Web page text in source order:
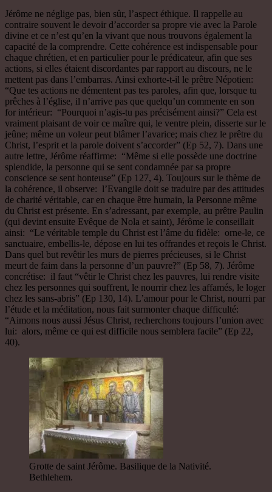
Jérôme ne néglige pas, bien sûr, l’aspect éthique. Il rappelle au
contraire souvent le devoir d’accorder sa propre vie avec la Parole
divine et ce n’est qu’en la vivant que nous trouvons également la
capacité de la comprendre. Cette cohérence est indispensable pour
chaque chrétien, et en particulier pour le prédicateur, afin que ses
actions, si elles étaient discordantes par rapport au discours, ne le
mettent pas dans l’embarras. Ainsi exhorte-t-il le prêtre Népotien:
“Que tes actions ne démentent pas tes paroles, afin que, lorsque tu
prêches à l’église, il n’arrive pas que quelqu’un commente en son
for intérieur: “Pourquoi n’agis-tu pas précisément ainsi?” Cela est
vraiment plaisant de voir ce maître qui, le ventre plein, disserte sur le
jeûne; même un voleur peut blâmer l’avarice; mais chez le prêtre du
Christ, l’esprit et la parole doivent s’accorder” (Ep 52, 7). Dans une
autre lettre, Jérôme réaffirme: “Même si elle possède une doctrine
splendide, la personne qui se sent condamnée par sa propre
conscience se sent honteuse” (Ep 127, 4). Toujours sur le thème de
la cohérence, il observe: l’Evangile doit se traduire par des attitudes
de charité véritable, car en chaque être humain, la Personne même
du Christ est présente. En s’adressant, par exemple, au prêtre Paulin
(qui devint ensuite Evêque de Nola et saint), Jérôme le conseillait
ainsi: “Le véritable temple du Christ est l’âme du fidèle: orne-le, ce
sanctuaire, embellis-le, dépose en lui tes offrandes et reçois le Christ.
Dans quel but revêtir les murs de pierres précieuses, si le Christ
meurt de faim dans la personne d’un pauvre?” (Ep 58, 7). Jérôme
concrétise: il faut “vêtir le Christ chez les pauvres, lui rendre visite
chez les personnes qui souffrent, le nourrir chez les affamés, le loger
chez les sans-abris” (Ep 130, 14). L’amour pour le Christ, nourri par
l’étude et la méditation, nous fait surmonter chaque difficulté:
“Aimons nous aussi Jésus Christ, recherchons toujours l’union avec
lui: alors, même ce qui est difficile nous semblera facile” (Ep 22,
40).
Grotte de saint Jérôme. Basilique de la Nativité.
Bethlehem.